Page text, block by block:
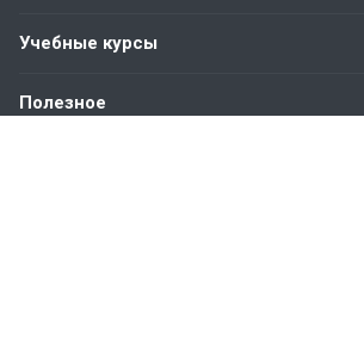
Учебные курсы
Полезное